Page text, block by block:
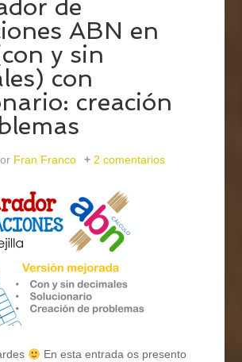
de
ABN en
y sin
con
creación
Fran Franco 2 comentarios
En esta entrada os presento